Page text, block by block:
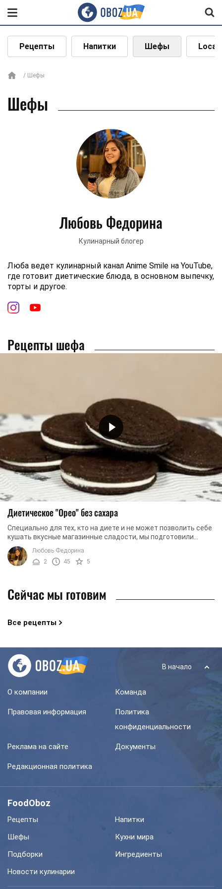
Рецепты Напитки Шефы Local
Шефы
Шефы
Любовь Федорина
Кулинарный блогер
Люба ведет кулинарный канал Anime Smile на YouTube,
где готовит диетические блюда, в основном выпечку,
торты и другое.
Рецепты шефа
Диетическое "Орео" без сахара
Специально для тех, кто на диете и не может позволить себе
кушать вкусные магазинные сладости, мы подготовили
рецепт диетического "Орео" без сахара. ...
Любовь Федорина
2
45 5
Сейчас мы готовим
Все рецепты
В начало
О компании Команда
Правовая информация
Политика
конфиденциальности
Реклама на сайте Документы
Редакционная политика
FoodOboz
Рецепты
Напитки
Шефы
Кухни мира
Подборки
Ингредиенты
Новости кулинарии